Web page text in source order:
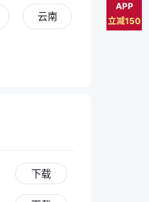
云南
下载
APP
立减150